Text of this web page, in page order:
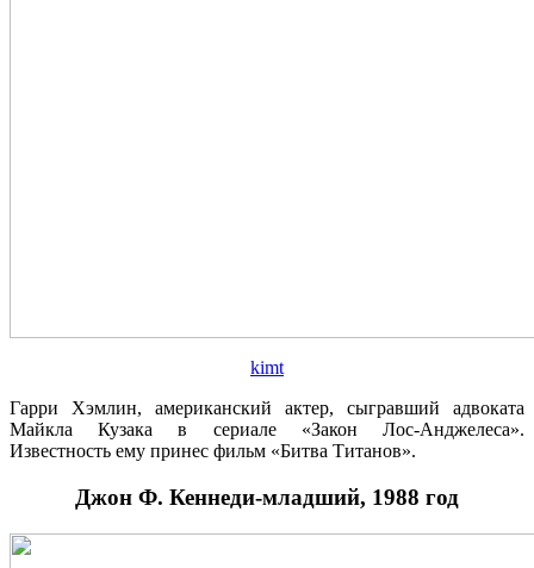
kimt
Гарри Хэмлин, американский актер, сыгравший адвоката
Майкла Кузака в сериале «Закон Лос-Анджелеса».
Известность ему принес фильм «Битва Титанов».
Джон Ф. Кеннеди-младший, 1988 год